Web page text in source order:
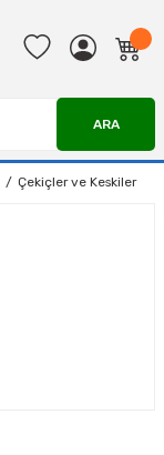
ARA
Çekiçler ve Keskiler